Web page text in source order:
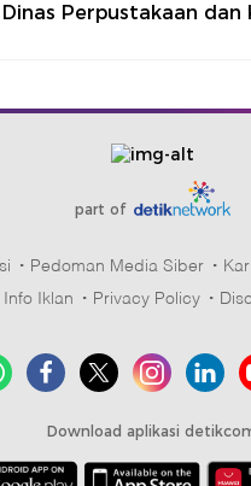
Perpustakaan dan
part of
Pedoman Media Siber
Info Iklan
Privacy Policy
Download aplikasi